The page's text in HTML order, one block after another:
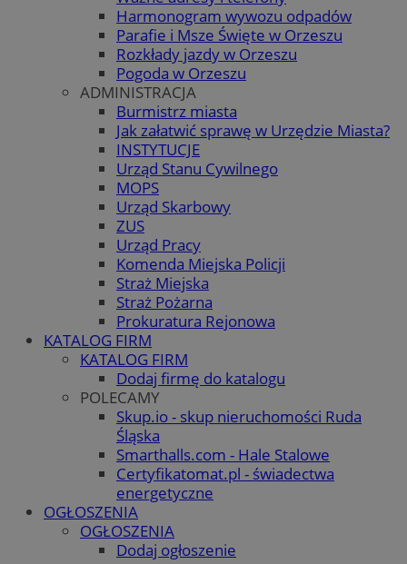
Harmonogram wywozu odpadów
Parafie i Msze Święte w Orzeszu
Rozkłady jazdy w Orzeszu
Pogoda w Orzeszu
ADMINISTRACJA
Burmistrz miasta
Jak załatwić sprawę w Urzędzie Miasta?
INSTYTUCJE
Urząd Stanu Cywilnego
MOPS
Urząd Skarbowy
ZUS
Urząd Pracy
Komenda Miejska Policji
Straż Miejska
Straż Pożarna
Prokuratura Rejonowa
KATALOG FIRM
KATALOG FIRM
Dodaj firmę do katalogu
POLECAMY
Skup.io - skup nieruchomości Ruda
Śląska
Smarthalls.com - Hale Stalowe
Certyfikatomat.pl - świadectwa
energetyczne
OGŁOSZENIA
OGŁOSZENIA
Dodaj ogłoszenie